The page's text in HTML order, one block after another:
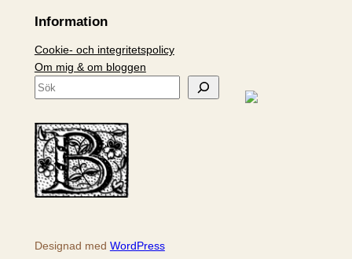
Information
Cookie- och integritetspolicy
Om mig & om bloggen
S
k
Designad med WordPress